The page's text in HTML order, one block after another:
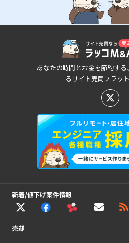
あなたの時間とお金を節約する
るサイト売買プラッ
新着/値下げ案件情報
売却